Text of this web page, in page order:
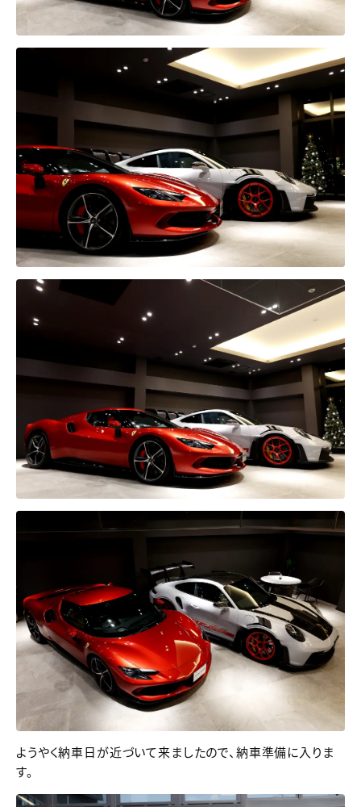
ようやく納車日が近づいて来ましたので、納車準備に入りま
す。